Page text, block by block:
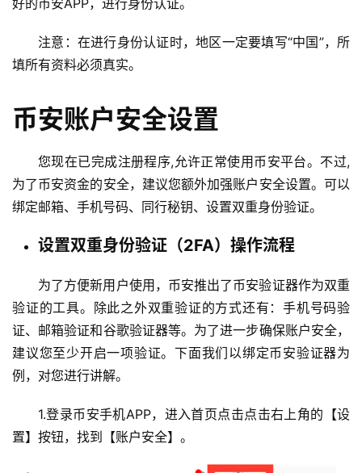
好的币安APP，进行身份认证。
注意：在进行身份认证时，地区一定要填写“中国”，所
填所有资料必须真实。
币安账户安全设置
您现在已完成注册程序,允许正常使用币安平台。不过,
为了币安资金的安全，建议您额外加强账户安全设置。可以
绑定邮箱、手机号码、同行秘钥、设置双重身份验证。
设置双重身份验证（2FA）操作流程
为了方便新用户使用，币安推出了币安验证器作为双重
验证的工具。除此之外双重验证的方式还有：手机号码验
证、邮箱验证和谷歌验证器等。为了进一步确保账户安全，
建议您至少开启一项验证。下面我们以绑定币安验证器为
例，对您进行讲解。
1.登录币安手机APP，进入首页点击点击右上角的【设
置】按钮，找到【账户安全】。